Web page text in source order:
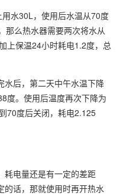
水30L，使用后水温从70度
那么热水器需要两次将水从
上保温24小时耗电1.2度，总
水后，第二天中午水温下降
度。使用后温度再次下降为
70度后关闭，耗电2.125
耗电量还是有一定的差距
的话，那就使用时再开热水